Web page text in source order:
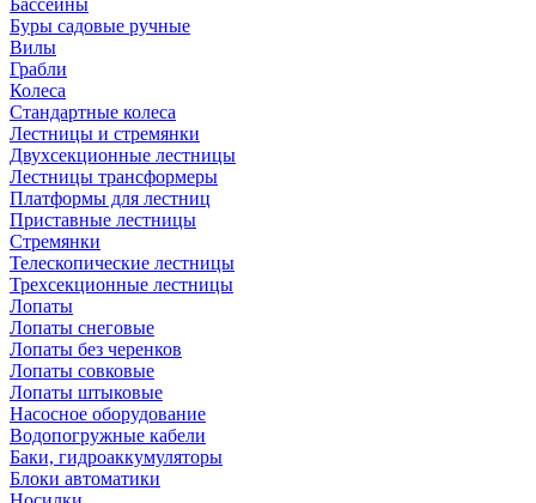
Бассейны
Буры садовые ручные
Вилы
Грабли
Колеса
Стандартные колеса
Лестницы и стремянки
Двухсекционные лестницы
Лестницы трансформеры
Платформы для лестниц
Приставные лестницы
Стремянки
Телескопические лестницы
Трехсекционные лестницы
Лопаты
Лопаты снеговые
Лопаты без черенков
Лопаты совковые
Лопаты штыковые
Насосное оборудование
Водопогружные кабели
Баки, гидроаккумуляторы
Блоки автоматики